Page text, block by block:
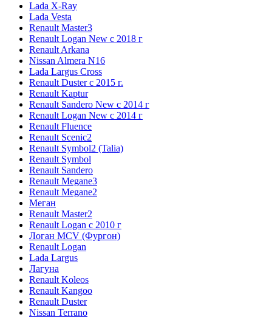
Lada X-Ray
Lada Vesta
Renault Master3
Renault Logan New с 2018 г
Renault Arkana
Nissan Almera N16
Lada Largus Cross
Renault Duster с 2015 г.
Renault Kaptur
Renault Sandero New с 2014 г
Renault Logan New с 2014 г
Renault Fluence
Renault Scenic2
Renault Symbol2 (Talia)
Renault Symbol
Renault Sandero
Renault Megane3
Renault Megane2
Меган
Renault Master2
Renault Logan c 2010 г
Логан МСV (Фургон)
Renault Logan
Lada Largus
Лагуна
Renault Koleos
Renault Kangoo
Renault Duster
Nissan Terrano